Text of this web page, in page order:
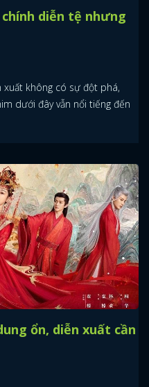
diễn tệ nhưng
không có sự đột phá,
dưới đây vẫn nổi tiếng đến
ổn, diễn xuất cần